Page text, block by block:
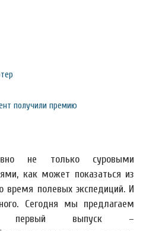
получили премию
не только суровыми
как может показаться из
время полевых экспедиций. И
Сегодня мы предлагаем
первый выпуск –